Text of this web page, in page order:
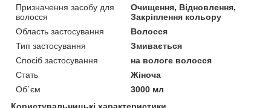
Призначення засобу для
волосся
Очищення, Відновлення,
Закріплення кольору
Область застосування
Волосся
Тип застосування
Змивається
Спосіб застосування
на вологе волосся
Стать
Жіноча
Об`єм
3000 мл
Користувальницькі характеристики